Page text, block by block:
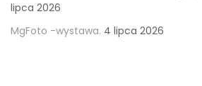
lipca 2026
MgFoto -wystawa. 4 lipca 2026